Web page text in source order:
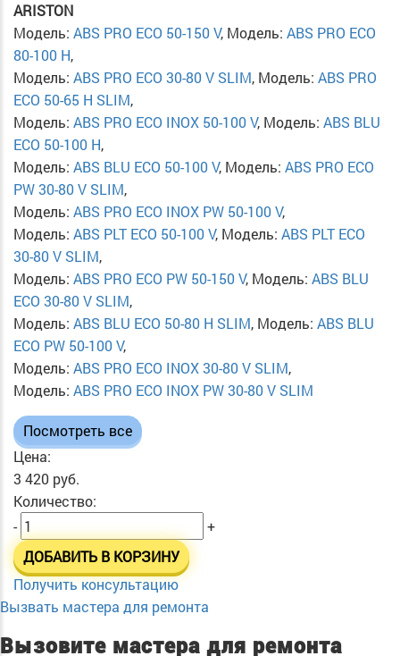
ARISTON
Модель: ABS PRO ECO 50-150 V, Модель: ABS PRO ECO
80-100 H,
Модель: ABS PRO ECO 30-80 V SLIM, Модель: ABS PRO
ECO 50-65 H SLIM,
Модель: ABS PRO ECO INOX 50-100 V, Модель: ABS BLU
ECO 50-100 H,
Модель: ABS BLU ECO 50-100 V, Модель: ABS PRO ECO
PW 30-80 V SLIM,
Модель: ABS PRO ECO INOX PW 50-100 V,
Модель: ABS PLT ECO 50-100 V, Модель: ABS PLT ECO
30-80 V SLIM,
Модель: ABS PRO ECO PW 50-150 V, Модель: ABS BLU
ECO 30-80 V SLIM,
Модель: ABS BLU ECO 50-80 H SLIM, Модель: ABS BLU
ECO PW 50-100 V,
Модель: ABS PRO ECO INOX 30-80 V SLIM,
Модель: ABS PRO ECO INOX PW 30-80 V SLIM
Посмотреть все
Цена:
3 420 руб.
Количество:
-
+
ДОБАВИТЬ В КОРЗИНУ
Получить консультацию
Вызвать мастера для ремонта
Вызовите мастера для ремонта